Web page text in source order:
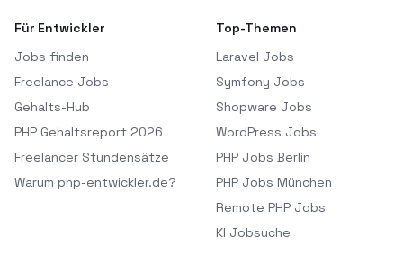
Für Entwickler
Jobs finden
Freelance Jobs
Gehalts-Hub
PHP Gehaltsreport 2026
Freelancer Stundensätze
Warum php-entwickler.de?
Top-Themen
Laravel Jobs
Symfony Jobs
Shopware Jobs
WordPress Jobs
PHP Jobs Berlin
PHP Jobs München
Remote PHP Jobs
KI Jobsuche